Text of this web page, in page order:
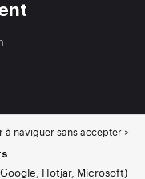
à naviguer sans accepter >
Hotjar, Microsoft)